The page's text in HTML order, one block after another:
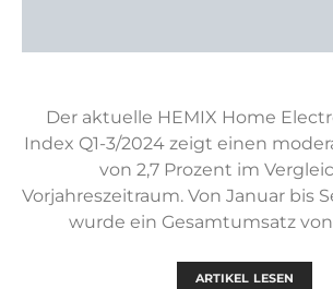
Der aktuelle HEMIX Home
Index Q1-3/2024 zeigt einen
von 2,7 Prozent im
Vorjahreszeitraum. Von Januar bis
wurde ein Gesamtumsatz von
ARTIKEL LESEN